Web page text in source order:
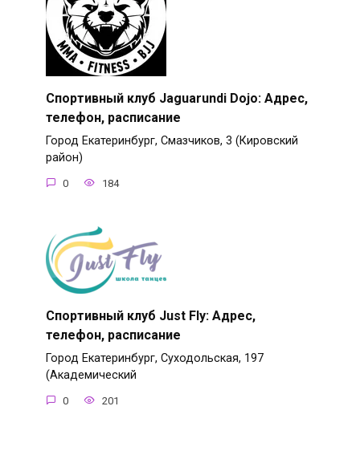
Спортивный клуб Jaguarundi Dojo: Адрес,
телефон, расписание
Город Екатеринбург, Смазчиков, 3 (Кировский
район)
0 184
Спортивный клуб Just Fly: Адрес,
телефон, расписание
Город Екатеринбург, Суходольская, 197
(Академический
0 201